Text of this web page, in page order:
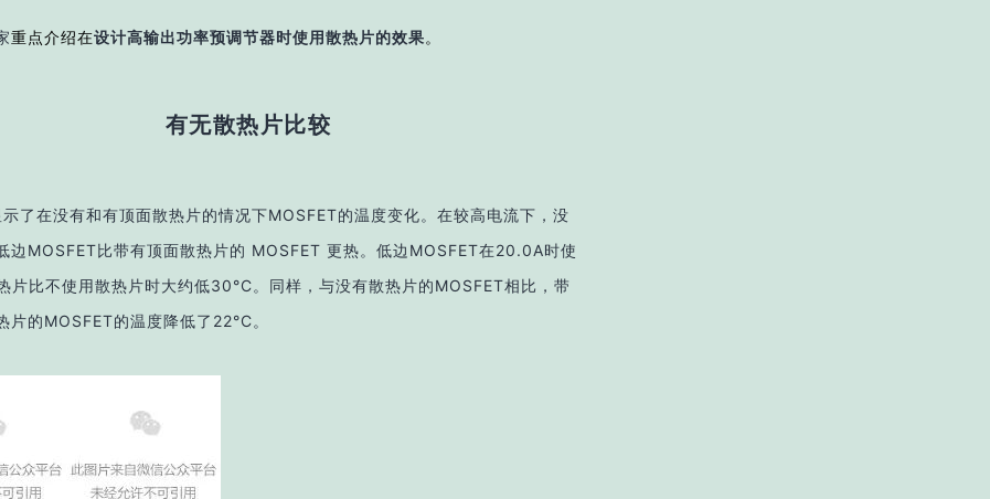
重点介绍在设计高输出功率预调节器时使用散热片的效果。
有无散热片比较
了在没有和有顶面散热片的情况下MOSFET的温度变化。在较高电流下，没
边MOSFET比带有顶面散热片的 MOSFET 更热。低边MOSFET在20.0A时使
片比不使用散热片时大约低30°C。同样，与没有散热片的MOSFET相比，带
片的MOSFET的温度降低了22°C。